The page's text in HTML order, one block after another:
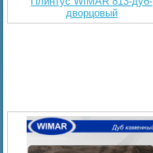
дворцовый